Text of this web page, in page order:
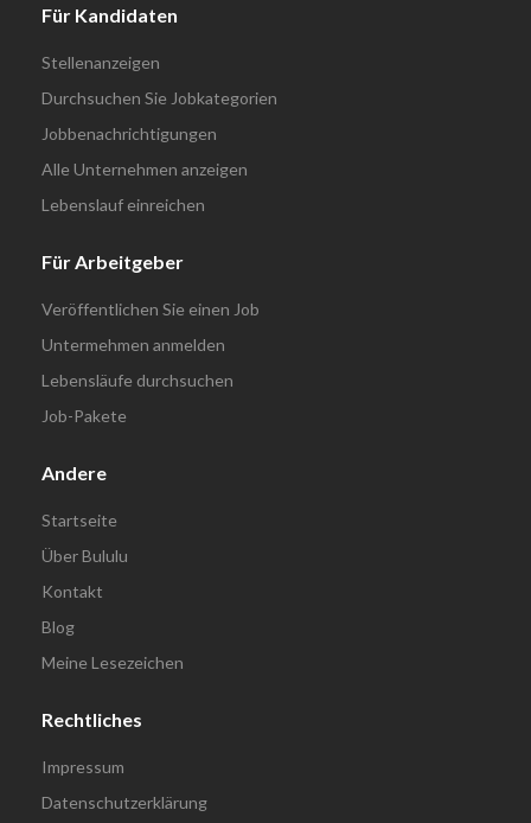
Für Kandidaten
Stellenanzeigen
Durchsuchen Sie Jobkategorien
Jobbenachrichtigungen
Alle Unternehmen anzeigen
Lebenslauf einreichen
Für Arbeitgeber
Veröffentlichen Sie einen Job
Untermehmen anmelden
Lebensläufe durchsuchen
Job-Pakete
Andere
Startseite
Über Bululu
Kontakt
Blog
Meine Lesezeichen
Rechtliches
Impressum
Datenschutzerklärung